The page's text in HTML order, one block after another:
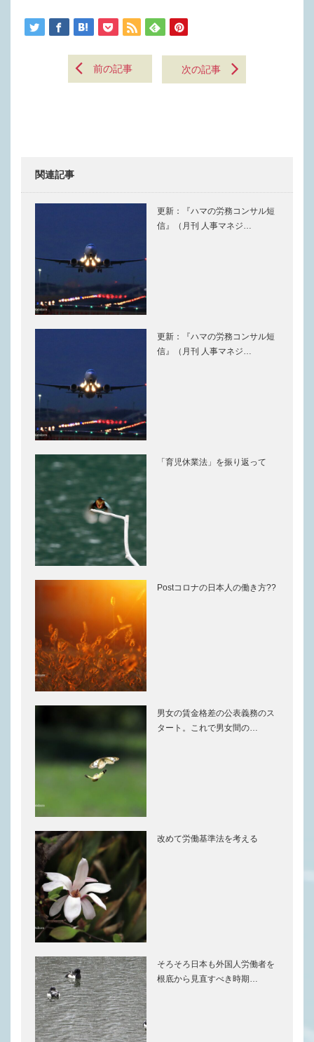
前の記事 次の記事
関連記事
更新：『ハマの労務コンサル短
信』（月刊 人事マネジ…
更新：『ハマの労務コンサル短
信』（月刊 人事マネジ…
「育児休業法」を振り返って
Postコロナの日本人の働き方??
男女の賃金格差の公表義務のス
タート。これで男女間の…
改めて労働基準法を考える
そろそろ日本も外国人労働者を
根底から見直すべき時期…